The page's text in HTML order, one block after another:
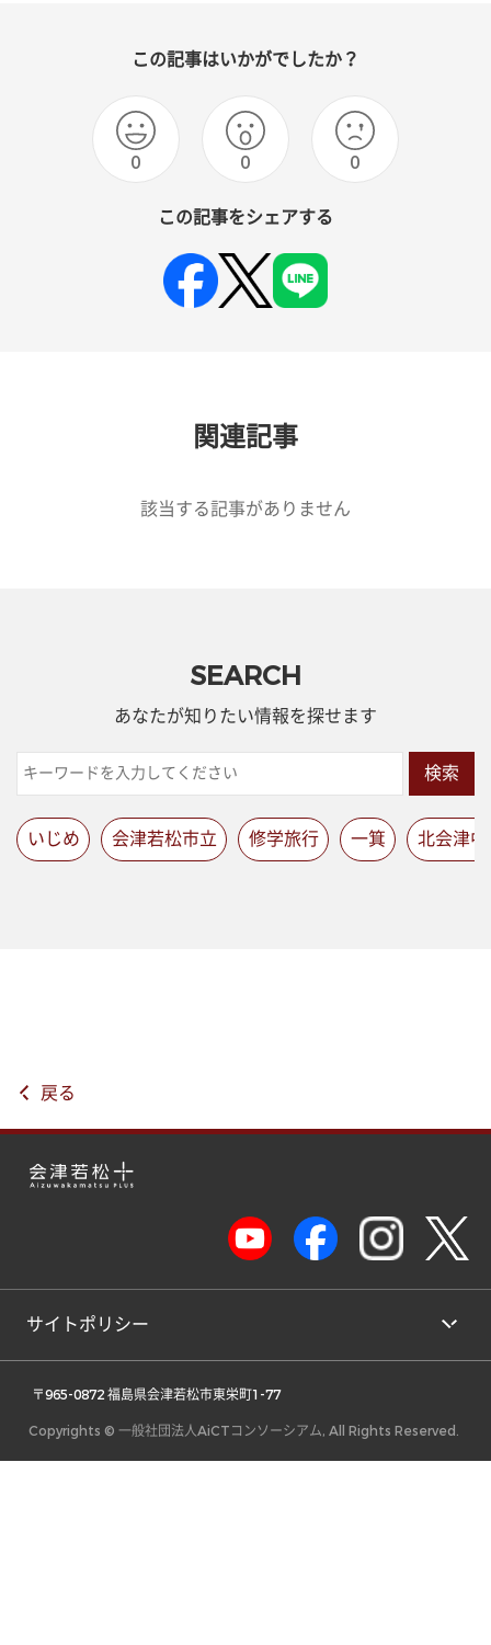
この記事はいかがでしたか？
0 0 0
この記事をシェアする
関連記事
該当する記事がありません
SEARCH
あなたが知りたい情報を探せます
検索
いじめ 会津若松市立 修学旅行 一箕 北会津中
戻る
サイトポリシー
〒965-0872 福島県会津若松市東栄町1-77
Copyrights © 一般社団法人AiCTコンソーシアム, All Rights Reserved.